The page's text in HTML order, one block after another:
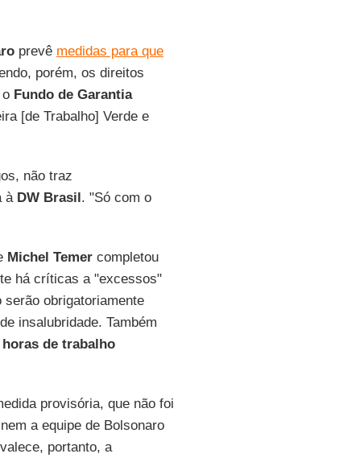
prevê medidas para que
porém, os direitos
Fundo de Garantia
[de Trabalho] Verde e
não traz
à DW Brasil. "Só com o
Michel Temercompletou
há críticas a "excessos"
serão obrigatoriamente
insalubridade. Também
horas de trabalho
provisória, que não foi
a equipe de Bolsonaro
portanto, a